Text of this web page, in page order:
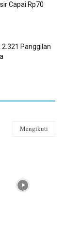
Capai Rp70
Panggilan
Mengikuti